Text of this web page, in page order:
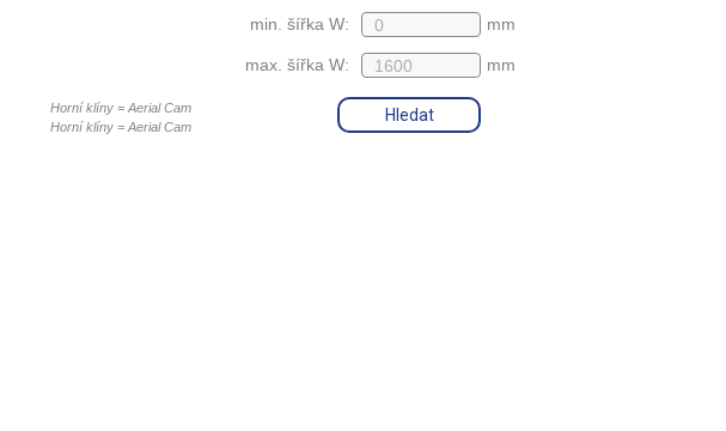
min. šířka W: mm
max. šířka W: mm
Hledat
Horní klíny = Aerial Cam
Horní klíny = Aerial Cam